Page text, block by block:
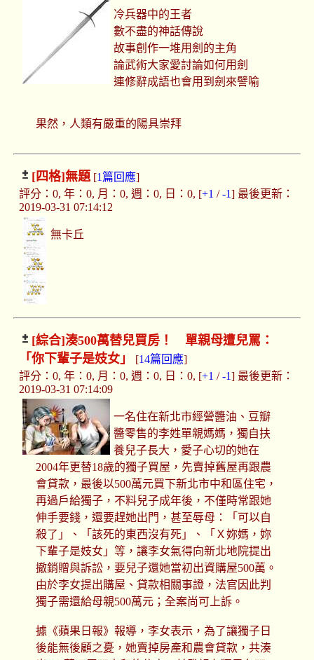
冷兵器中的王者
數不盡的神話傳說
故事創作一堆用劍的主角
論武術大家愛討論如何用劍
連修辭成語也會用到劍來譬喻
果然，人類有嚴重的陽具崇拜
[四格]無題[1篇回應]
評分：0, 年：0, 月：0, 週：0, 日：0, [+1 /-1] 最後更新：
2019-03-31 07:14:12
無卡丘
[綜合]湊500萬替兒買房！ 單親母遭兒罵：
「你下輩子是妓女」
[14篇回應]
評分：0, 年：0, 月：0, 週：0, 日：0, [+1 /-1] 最後更新：
2019-03-31 07:14:09
一名住在新北市經營醬油、豆瓣
醬零售的李姓單親媽媽，獨自扶
養兒子長大，愛子心切的她在
2004年更替18歲的獨子買屋，先賣掉舊屋再跟農
會貸款，最後以500萬元買下新北市中和區住宅，
再過戶給獨子，不料兒子成年後，不僅時常跟她
伸手要錢，還要趕她出門，甚至辱母：「可以自
殺了」、「該死的東西沒有死」、「Ｘ妳媽，妳
下輩子是妓女」等，讓李女氣得向新北地院提出
撤銷贈與訴訟，要兒子還她當初出資購屋500萬。
由於李女提出購屋、貸款相關事證，法官因此判
獨子需還給母親500萬元；全案尚可上訴。
據《蘋果日報》報導，李女表示，為了讓獨子日
後能無後顧之憂，她賣掉房產和農會貸款，共湊